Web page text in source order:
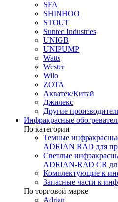
SFA
SHINHOO
STOUT
Suntec Industries
UNIGB
UNIPUMP
Watts
Wester
Wilo
ZOTA
Акватек/Китай
Джилекс
Другие
Инфракрасные
По категории
Темные
ADRIAN RAD для
Светлые
ADRIAN-RAD CR
Комплектующие к
Запасные части к
По торговой марке
Adrian